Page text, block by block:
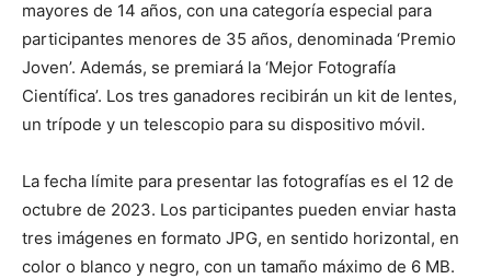
mayores de 14 años, con una categoría especial para
participantes menores de 35 años, denominada ‘Premio
Joven’. Además, se premiará la ‘Mejor Fotografía
Científica’. Los tres ganadores recibirán un kit de lentes,
un trípode y un telescopio para su dispositivo móvil.
La fecha límite para presentar las fotografías es el 12 de
octubre de 2023. Los participantes pueden enviar hasta
tres imágenes en formato JPG, en sentido horizontal, en
color o blanco y negro, con un tamaño máximo de 6 MB.